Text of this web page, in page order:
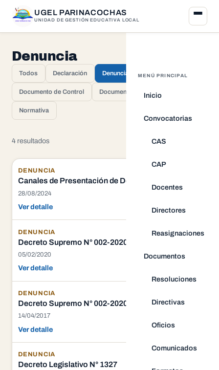
UGEL PARINACOCHAS
UNIDAD DE GESTIÓN EDUCATIVA LOCAL
MENÚ PRINCIPAL
Inicio
Convocatorias
CAS
CAP
Docentes
Directores
Reasignaciones
Documentos
Resoluciones
Directivas
Oficios
Comunicados
Denuncia
Todos Declaración Denuncia
Documento de Control Documento del Modelo
Normativa
4 resultados
DENUNCIA
Canales de Presentación de Denuncias Virtual:
28/08/2024
Ver detalle
DENUNCIA
Decreto Supremo N° 002-2020-JUS
05/02/2020
Ver detalle
DENUNCIA
Decreto Supremo N° 002-2020-JUS
14/04/2017
Ver detalle
DENUNCIA
Decreto Legislativo N° 1327